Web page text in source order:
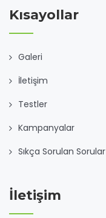
Kısayollar
Galeri
İletişim
Testler
Kampanyalar
Sıkça Sorulan Sorular
İletişim